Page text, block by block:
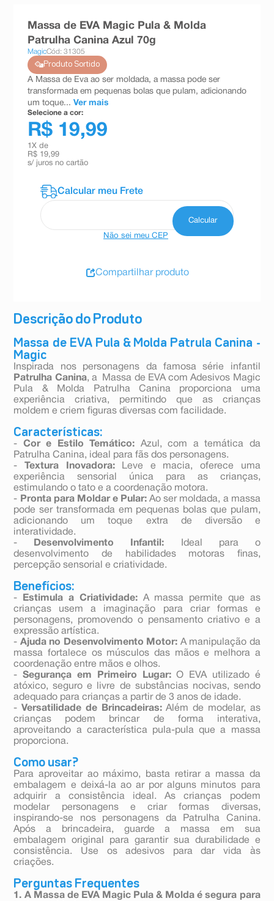
Descrição do Produto
Massa de EVA Pula & Molda Patrula Canina -
Magic
Inspirada nos personagens da famosa série infantil
Patrulha Canina, a Massa de EVA com Adesivos Magic
Pula & Molda Patrulha Canina proporciona uma
experiência criativa, permitindo que as crianças
moldem e criem figuras diversas com facilidade.
Características:
- Cor e Estilo Temático: Azul, com a temática da
Patrulha Canina, ideal para fãs dos personagens.
-
Textura Inovadora:Leve e macia, oferece uma
experiência sensorial única para as crianças,
estimulando o tato e a coordenação motora.
- Pronta para Moldar e Pular: Ao ser moldada, a massa
pode ser transformada em pequenas bolas que pulam,
adicionando um toque extra de diversão e
interatividade.
-
Desenvolvimento Infantil: Ideal para o
desenvolvimento de habilidades motoras finas,
percepção sensorial e criatividade.
Benefícios:
- Estimula a Criatividade:A massa permite que as
crianças usem a imaginação para criar formas e
personagens, promovendo o pensamento criativo e a
expressão artística.
- Ajuda no Desenvolvimento Motor: A manipulação da
massa fortalece os músculos das mãos e melhora a
coordenação entre mãos e olhos.
-Segurança em Primeiro Lugar:O EVA utilizado é
atóxico, seguro e livre de substâncias nocivas, sendo
adequado para crianças a partir de 3 anos de idade.
-Versatilidade de Brincadeiras:Além de modelar, as
crianças podem brincar de forma interativa,
aproveitando a característica pula-pula que a massa
proporciona.
Como usar?
Para aproveitar ao máximo, basta retirar a massa da
embalagem e deixá-la ao ar por alguns minutos para
adquirir a consistência ideal. As crianças podem
modelar personagens e criar formas diversas,
inspirando-se nos personagens da Patrulha Canina.
Após a brincadeira, guarde a massa em sua
embalagem original para garantir sua durabilidade e
consistência. Use os adesivos para dar vida às
criações.
Perguntas Frequentes
1. A Massa de EVA Magic Pula & Molda é segura para
Massa de EVA Magic Pula & Molda
Patrulha Canina Azul 70g
MagicCód: 31305
Produto Sortido
A Massa de Eva ao ser moldada, a massa pode ser
transformada em pequenas bolas que pulam, adicionando
um toque... Ver mais
Selecione a cor:
R$ 19,99
1 X de
R$ 19,99
s/ juros no cartão
Não sei meu CEP
Compartilhar produto
absorvente
10ºshampoo